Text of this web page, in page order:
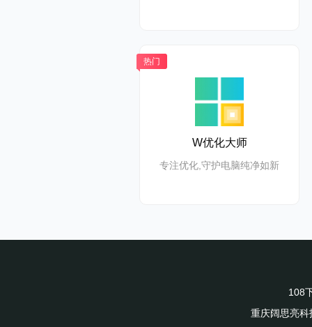
热门
W优化大师
专注优化,守护电脑纯净如新
108
重庆阔思亮